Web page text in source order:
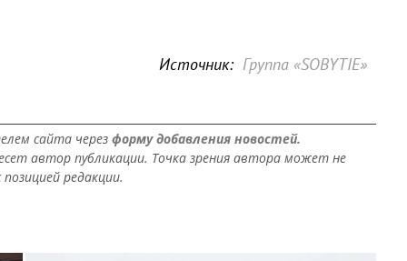
Источник: Группа «SOBYTIE»
сайта через форму добавления новостей.
автор публикации. Точка зрения автора может не
редакции.